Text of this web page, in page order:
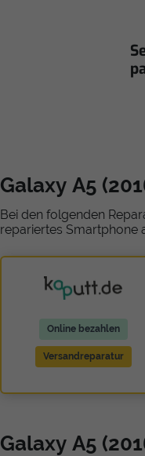
Galaxy A5
Bei den folgenden
repariertes Smartphone
Online bezahlen
Versandreparatur
Galaxy A5